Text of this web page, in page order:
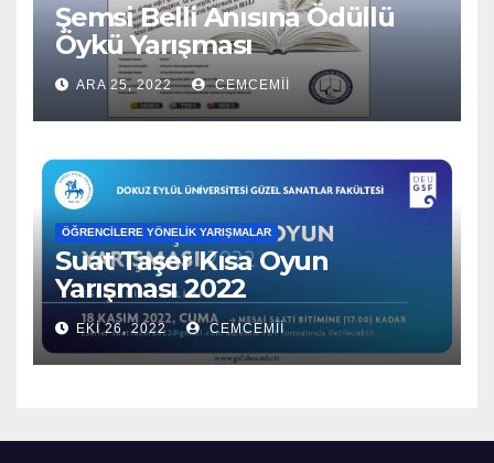
Şemsi Belli Anısına Ödüllü
Öykü Yarışması
ARA 25, 2022 CEMCEMII
ÖĞRENCILERE YÖNELIK YARIŞMALAR
Suat Taşer Kısa Oyun
Yarışması 2022
EKI 26, 2022 CEMCEMII